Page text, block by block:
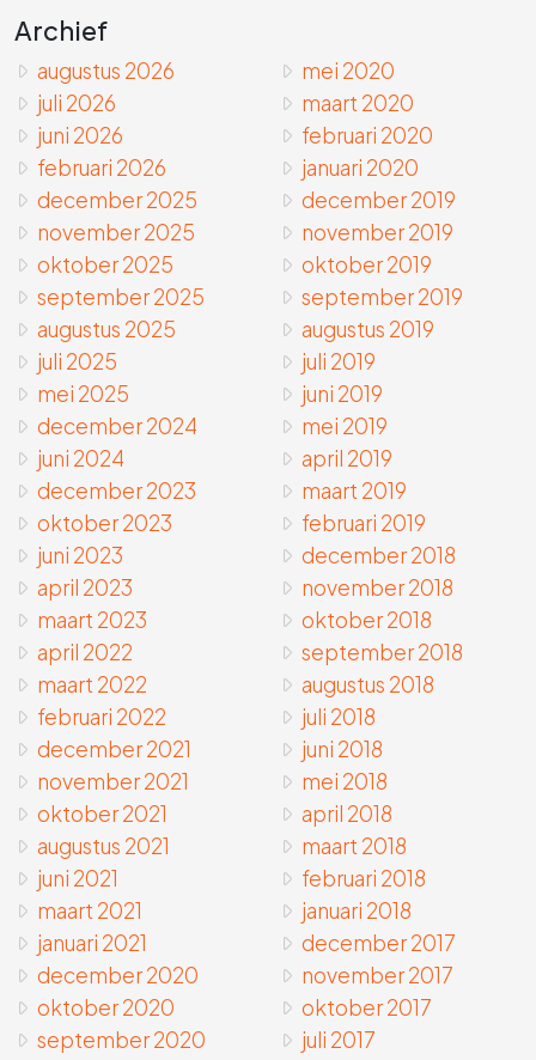
Archief
augustus 2026
juli 2026
juni 2026
februari 2026
december 2025
november 2025
oktober 2025
september 2025
augustus 2025
juli 2025
mei 2025
december 2024
juni 2024
december 2023
oktober 2023
juni 2023
april 2023
maart 2023
april 2022
maart 2022
februari 2022
december 2021
november 2021
oktober 2021
augustus 2021
juni 2021
maart 2021
januari 2021
december 2020
oktober 2020
september 2020
mei 2020
maart 2020
februari 2020
januari 2020
december 2019
november 2019
oktober 2019
september 2019
augustus 2019
juli 2019
juni 2019
mei 2019
april 2019
maart 2019
februari 2019
december 2018
november 2018
oktober 2018
september 2018
augustus 2018
juli 2018
juni 2018
mei 2018
april 2018
maart 2018
februari 2018
januari 2018
december 2017
november 2017
oktober 2017
juli 2017